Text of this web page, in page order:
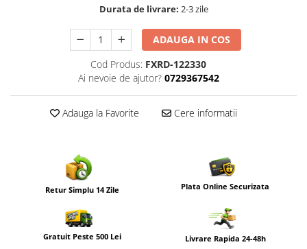
Durata de livrare: 2-3 zile
ADAUGA IN COS
Cod Produs: FXRD-122330
Ai nevoie de ajutor? 0729367542
Adauga la Favorite Cere informatii
Retur Simplu 14 Zile Plata Online Securizata
Gratuit Peste 500 Lei Livrare Rapida 24-48h